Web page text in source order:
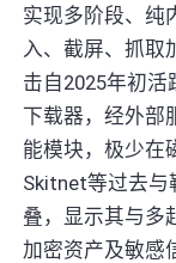
实现多阶段、纯
入、截屏、抓取
击自2025年初
下载器，经外部
能模块，极少在
Skitnet等过去与
叠，显示其与多
加密资产及敏感